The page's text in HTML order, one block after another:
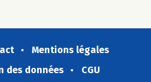
Mentions légales
des données
CGU